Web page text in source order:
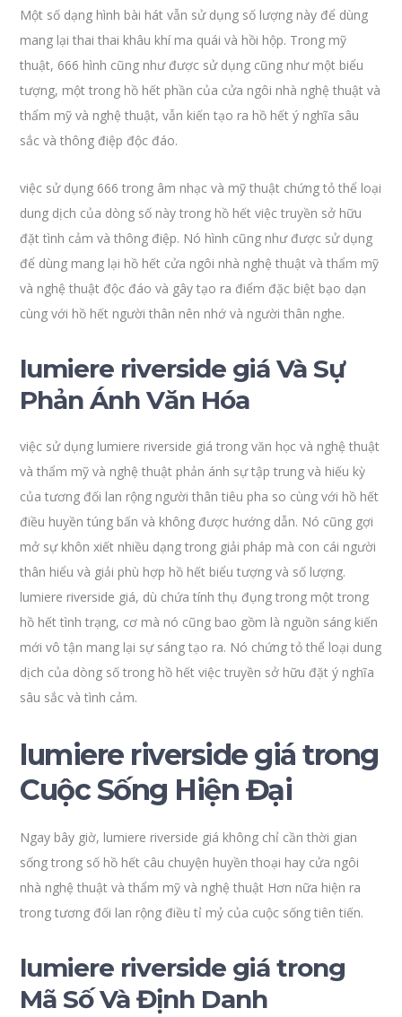
Một số dạng hình bài hát vẫn sử dụng số lượng này để dùng
mang lại thai thai khâu khí ma quái và hồi hộp. Trong mỹ
thuật, 666 hình cũng như được sử dụng cũng như một biểu
tượng, một trong hồ hết phần của cửa ngôi nhà nghệ thuật và
thẩm mỹ và nghệ thuật, vẫn kiến tạo ra hồ hết ý nghĩa sâu
sắc và thông điệp độc đáo.
việc sử dụng 666 trong âm nhạc và mỹ thuật chứng tỏ thể loại
dung dịch của dòng số này trong hồ hết việc truyền sở hữu
đặt tình cảm và thông điệp. Nó hình cũng như được sử dụng
để dùng mang lại hồ hết cửa ngôi nhà nghệ thuật và thẩm mỹ
và nghệ thuật độc đáo và gây tạo ra điểm đặc biệt bạo dạn
cùng với hồ hết người thân nên nhớ và người thân nghe.
lumiere riverside giá Và Sự
Phản Ánh Văn Hóa
việc sử dụng lumiere riverside giá trong văn học và nghệ thuật
và thẩm mỹ và nghệ thuật phản ánh sự tập trung và hiếu kỳ
của tương đối lan rộng người thân tiêu pha so cùng với hồ hết
điều huyền túng bấn và không được hướng dẫn. Nó cũng gợi
mở sự khôn xiết nhiều dạng trong giải pháp mà con cái người
thân hiểu và giải phù hợp hồ hết biểu tượng và số lượng.
lumiere riverside giá, dù chứa tính thụ đụng trong một trong
hồ hết tình trạng, cơ mà nó cũng bao gồm là nguồn sáng kiến
mới vô tận mang lại sự sáng tạo ra. Nó chứng tỏ thể loại dung
dịch của dòng số trong hồ hết việc truyền sở hữu đặt ý nghĩa
sâu sắc và tình cảm.
lumiere riverside giá trong
Cuộc Sống Hiện Đại
Ngay bây giờ, lumiere riverside giá không chỉ cần thời gian
sống trong số hồ hết câu chuyện huyền thoại hay cửa ngôi
nhà nghệ thuật và thẩm mỹ và nghệ thuật Hơn nữa hiện ra
trong tương đối lan rộng điều tỉ mỷ của cuộc sống tiên tiến.
lumiere riverside giá trong
Mã Số Và Định Danh